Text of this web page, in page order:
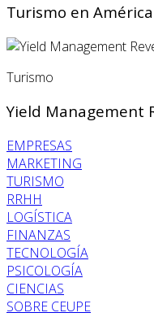
Turismo en
Turismo
Yield Management
EMPRESAS
MARKETING
TURISMO
RRHH
LOGÍSTICA
FINANZAS
TECNOLOGÍA
PSICOLOGÍA
CIENCIAS
SOBRE CEUPE